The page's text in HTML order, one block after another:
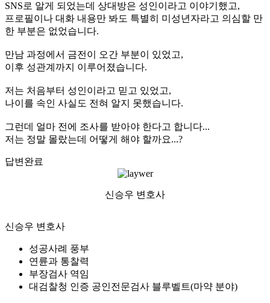
SNS로 알게 되었는데 상대방은 성인이라고 이야기했고,
프로필이나 대화 내용만 봐도 특별히 미성년자라고 의심할 만
한 부분은 없었습니다.
만남 과정에서 금전이 오간 부분이 있었고,
이후 성관계까지 이루어졌습니다.
저는 처음부터 성인이라고 믿고 있었고,
나이를 속인 사실도 전혀 알지 못했습니다.
그런데 얼마 전에 조사를 받아야 한다고 합니다...
저는 정말 몰랐는데 어떻게 해야 할까요...?
답변완료
신승우 변호사
신승우 변호사
성공사례 풍부
연륜과 통찰력
부장검사 역임
대검찰청 인증 공인전문검사 블루벨트(마약 분야)